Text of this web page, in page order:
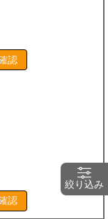
絞り込み
認
認